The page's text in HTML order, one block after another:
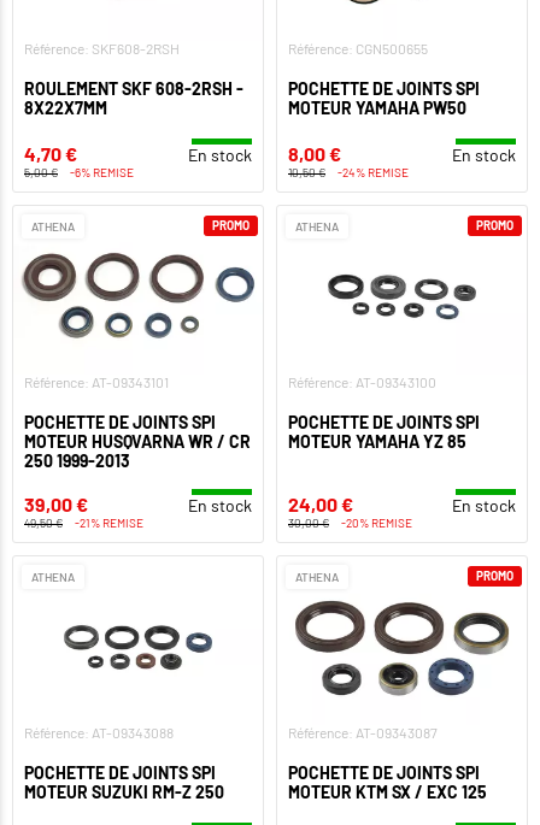
Référence: SKF608-2RSH
ROULEMENT SKF 608-2RSH -
8X22X7MM
4,70 € En stock
5,00 € -6% REMISE
Référence: CGN500655
POCHETTE DE JOINTS SPI
MOTEUR YAMAHA PW50
8,00 € En stock
10,50 € -24% REMISE
ATHENA
Référence: AT-09343101
POCHETTE DE JOINTS SPI
MOTEUR HUSQVARNA WR / CR
250 1999-2013
39,00 € En stock
49,50 € -21% REMISE
PROMO ATHENA
Référence: AT-09343100
POCHETTE DE JOINTS SPI
MOTEUR YAMAHA YZ 85
24,00 € En stock
30,00 € -20% REMISE
PROMO
ATHENA
Référence: AT-09343088
POCHETTE DE JOINTS SPI
MOTEUR SUZUKI RM-Z 250
ATHENA
Référence: AT-09343087
POCHETTE DE JOINTS SPI
MOTEUR KTM SX / EXC 125
PROMO